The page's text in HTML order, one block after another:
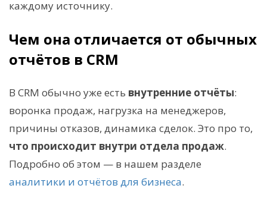
каждому источнику.
Чем она отличается от обычных
отчётов в CRM
В CRM обычно уже есть внутренние отчёты:
воронка продаж, нагрузка на менеджеров,
причины отказов, динамика сделок. Это про то,
что происходит внутри отдела продаж.
Подробно об этом — в нашем разделе
аналитики и отчётов для бизнеса.